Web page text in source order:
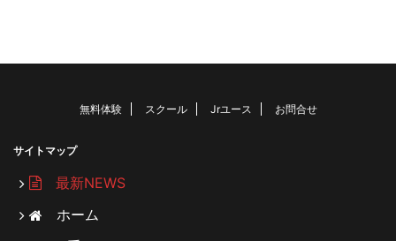
無料体験 スクール Jrユース お問合せ
サイトマップ
最新NEWS
ホーム